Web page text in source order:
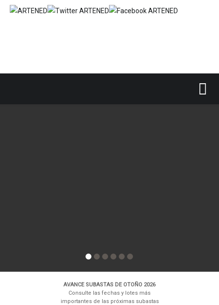
AVANCE SUBASTAS DE OTOÑO 2026
Consulte las fechas y lotes más
importantes de las próximas subastas